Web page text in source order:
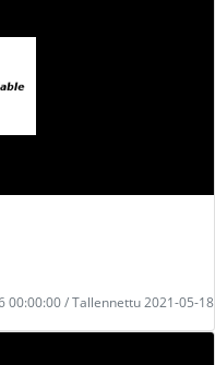
00:00:00 / Tallennettu 2021-05-18